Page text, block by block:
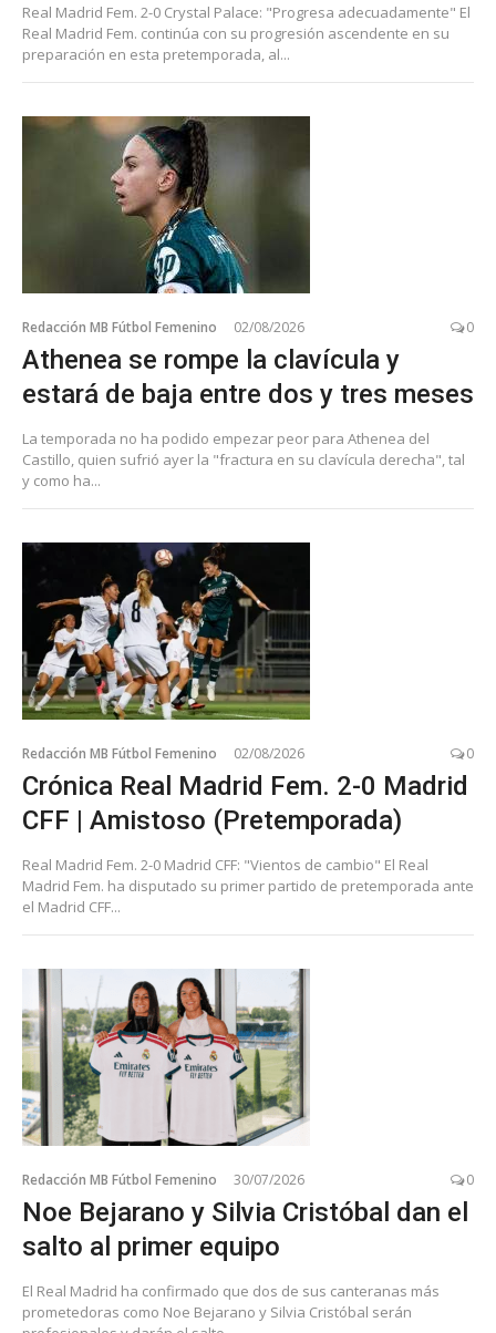
Real Madrid Fem. 2-0 Crystal Palace: "Progresa adecuadamente" El
Real Madrid Fem. continúa con su progresión ascendente en su
preparación en esta pretemporada, al...
Redacción MB Fútbol Femenino 02/08/2026 0
Athenea se rompe la clavícula y
estará de baja entre dos y tres meses
La temporada no ha podido empezar peor para Athenea del
Castillo, quien sufrió ayer la "fractura en su clavícula derecha", tal
y como ha...
Redacción MB Fútbol Femenino 02/08/2026 0
Crónica Real Madrid Fem. 2-0 Madrid
CFF | Amistoso (Pretemporada)
Real Madrid Fem. 2-0 Madrid CFF: "Vientos de cambio" El Real
Madrid Fem. ha disputado su primer partido de pretemporada ante
el Madrid CFF...
Redacción MB Fútbol Femenino 30/07/2026 0
Noe Bejarano y Silvia Cristóbal dan el
salto al primer equipo
El Real Madrid ha confirmado que dos de sus canteranas más
prometedoras como Noe Bejarano y Silvia Cristóbal serán